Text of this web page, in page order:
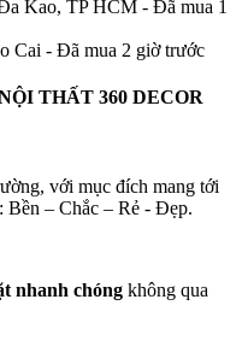
Kao, TP HCM - Đã mua 1
Cai - Đã mua 2 giờ trước
THẤT 360 DECOR
với mục đích mang tới
Bền – Chắc – Rẻ - Đẹp.
nhanh chóng không qua